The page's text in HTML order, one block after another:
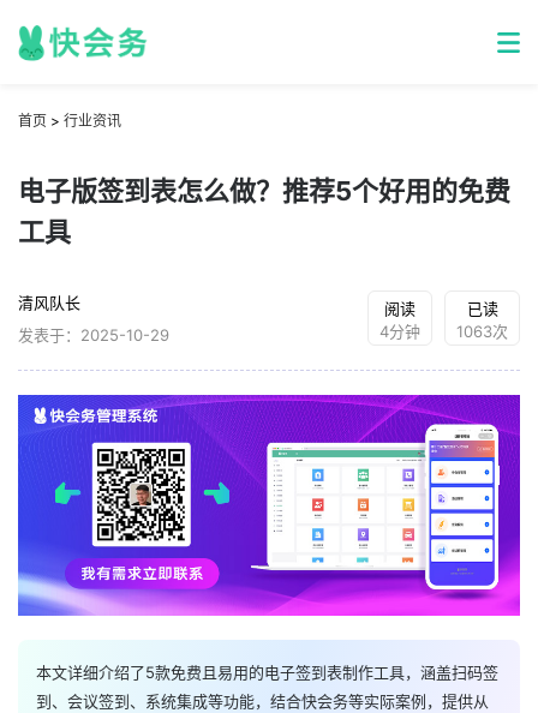
首页 > 行业资讯
电子版签到表怎么做？推荐5个好用的免费
工具
清风队长
发表于：2025-10-29
阅读
4分钟
已读
1063次
本文详细介绍了5款免费且易用的电子签到表制作工具，涵盖扫码签
到、会议签到、系统集成等功能，结合快会务等实际案例，提供从